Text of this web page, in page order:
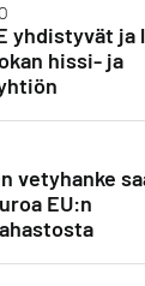
yhdistyvät ja
hissi- ja
vetyhanke
EU:n